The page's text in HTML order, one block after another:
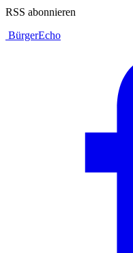
RSS abonnieren
BürgerEcho